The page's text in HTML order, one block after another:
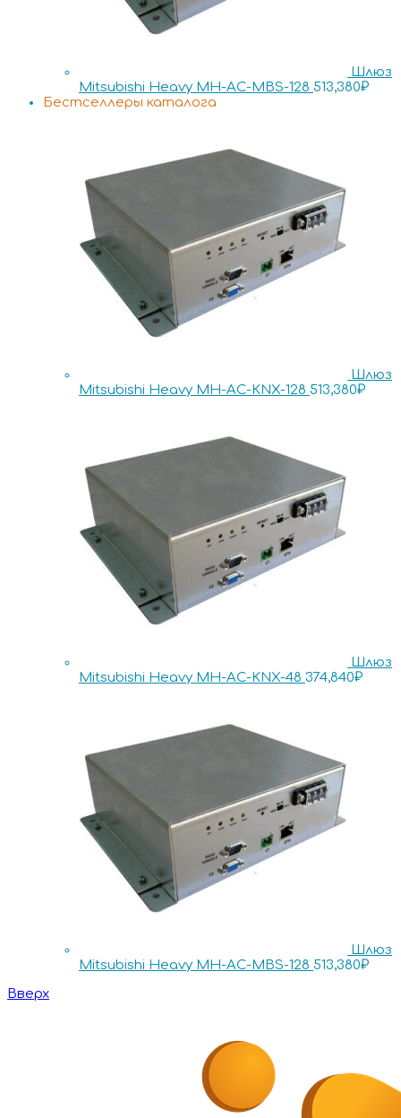
Шлюз
Mitsubishi Heavy MH-AC-MBS-128 513,380₽
Бестселлеры каталога
Шлюз
Mitsubishi Heavy MH-AC-KNX-128 513,380₽
Шлюз
Mitsubishi Heavy MH-AC-KNX-48 374,840₽
Шлюз
Mitsubishi Heavy MH-AC-MBS-128 513,380₽
Вверх